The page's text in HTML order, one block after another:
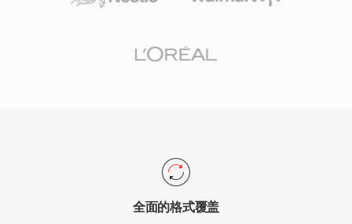
全面的格式覆盖